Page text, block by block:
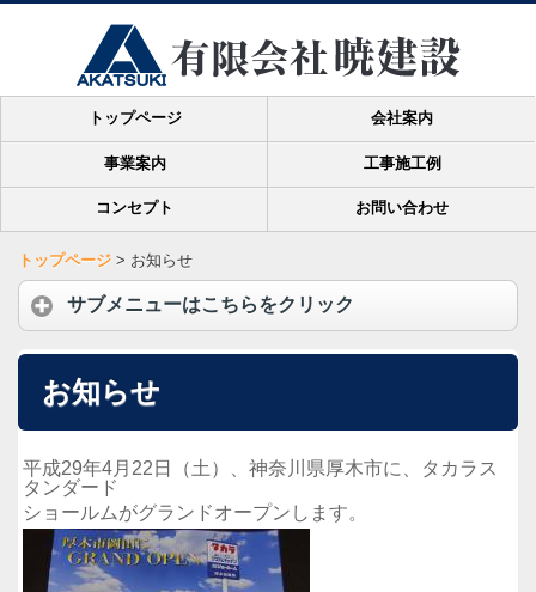
トップページ 会社案内
事業案内 工事施工例
コンセプト お問い合わせ
トップページ > お知らせ
サブメニューはこちらをクリック
お知らせ
平成29年4月22日（土）、神奈川県厚木市に、タカラス
タンダード
ショールムがグランドオープンします。